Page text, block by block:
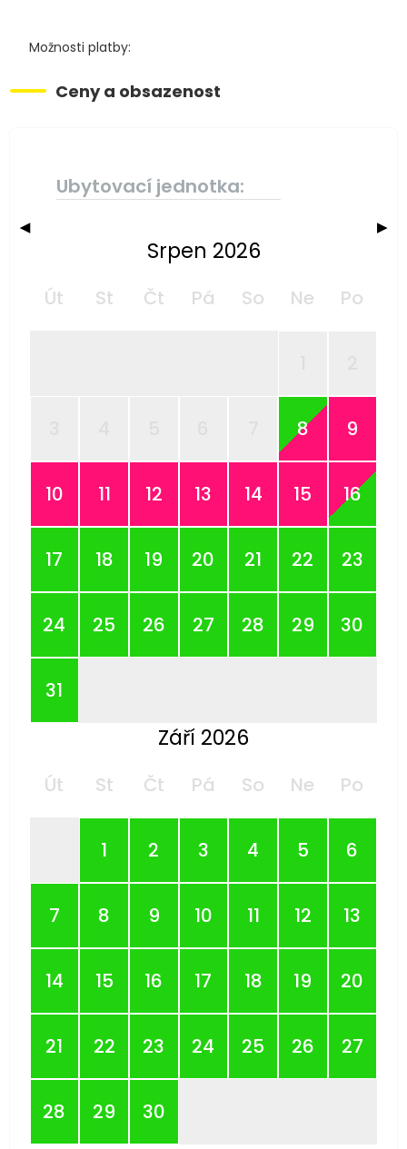
Možnosti platby:
Ceny a obsazenost
Ubytovací jednotka:
◀ ▶
Srpen 2026
Út St Čt Pá So Ne Po
8 9
10 11 12 13 14 15 16
17 18 19 20 21 22 23
24 25 26 27 28 29 30
31
Září 2026
Út St Čt Pá So Ne Po
1 2 3 4 5 6
7 8 9 10 11 12 13
14 15 16 17 18 19 20
21 22 23 24 25 26 27
28 29 30